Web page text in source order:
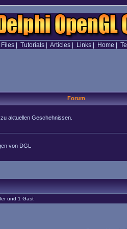
Files| Tutorials| Articles| Links| Home
Forum
aktuellen Geschehnissen.
von DGL
und 1 Gast